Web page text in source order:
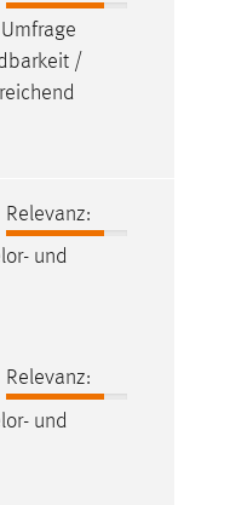
/
Relevanz:
und
Relevanz:
und